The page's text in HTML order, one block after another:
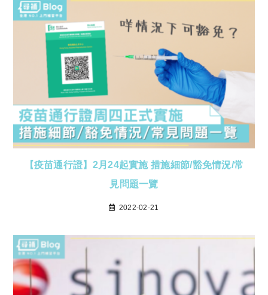
【疫苗通行證】2月24起實施 措施細節/豁免情況/常
見問題一覽
2022-02-21